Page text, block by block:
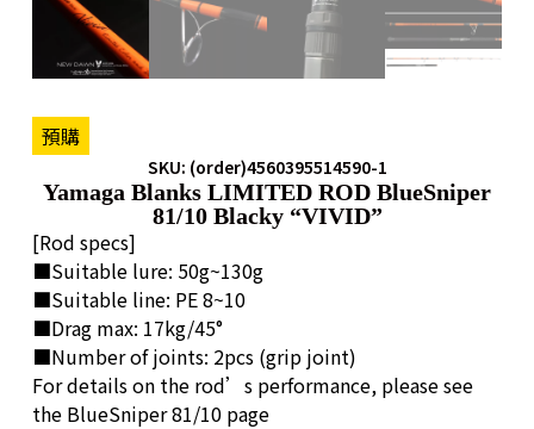
預購
SKU: (order)4560395514590-1
Yamaga Blanks LIMITED ROD BlueSniper
81/10 Blacky “VIVID”
[Rod specs]
■Suitable lure: 50g~130g
■Suitable line: PE 8~10
■Drag max: 17kg/45°
■Number of joints: 2pcs (grip joint)
For details on the rod’s performance, please see
the BlueSniper 81/10 page